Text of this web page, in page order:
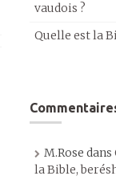
vaudois ?
Quelle est la
M.Rose dans
la Bible,